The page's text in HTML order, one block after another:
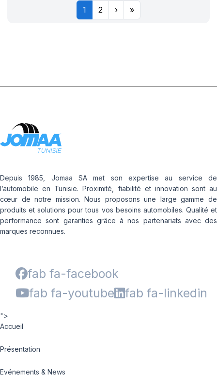
1 2 › »
Depuis 1985, Jomaa SA met son expertise au service de
l’automobile en Tunisie. Proximité, fiabilité et innovation sont au
cœur de notre mission. Nous proposons une large gamme de
produits et solutions pour tous vos besoins automobiles. Qualité et
performance sont garanties grâce à nos partenariats avec des
marques reconnues.
fab fa-facebook
fab fa-youtube
fab fa-linkedin
">
Accueil
Présentation
Evénements & News